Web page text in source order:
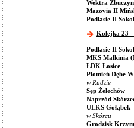
Wektra Zbuczyn
Mazovia II
Podlasie II
Kolejka 23 -
Podlasie II
MKS Małkinia
ŁDK Łosice
Płomień Dębe
w Rudzie
Sęp Żelechów
Naprzód
ULKS Gołąbek
w Skórcu
Grodzisk